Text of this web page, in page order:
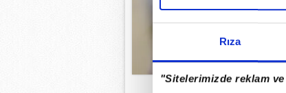
Rıza
"Sitelerimizde reklam